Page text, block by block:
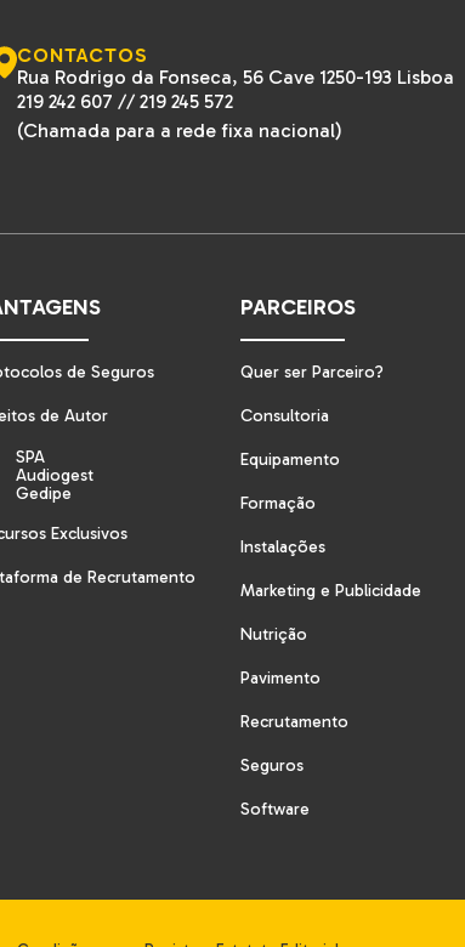
CONTACTOS
Rua Rodrigo da Fonseca, 56 Cave 1250-193 Lisboa
219 242 607 // 219 245 572
(Chamada para a rede fixa nacional)
de Seguros
de Autor
SPA
Audiogest
Gedipe
Exclusivos
de Recrutamento
PARCEIROS
Quer ser Parceiro?
Consultoria
Equipamento
Formação
Instalações
Marketing e Publicidade
Nutrição
Pavimento
Recrutamento
Seguros
Software